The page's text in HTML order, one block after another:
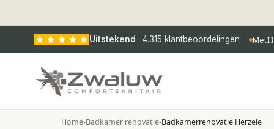
Uitstekend · 4.315 klantbeoordelingen Met
Home›Badkamer renovatie›Badkamerrenovatie Herzele